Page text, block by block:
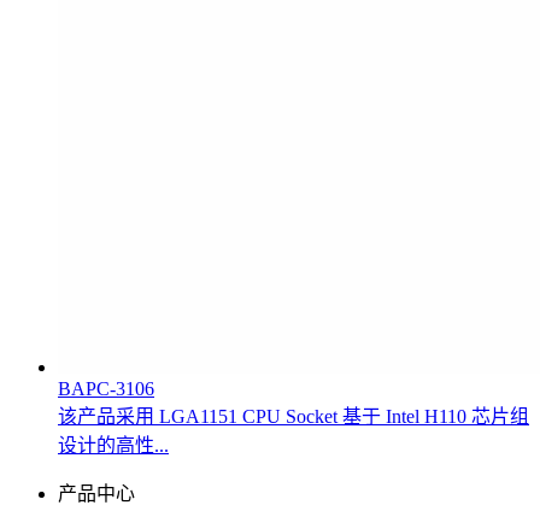
BAPC-3106
该产品采用 LGA1151 CPU Socket 基于 Intel H110 芯片组
设计的高性...
产品中心